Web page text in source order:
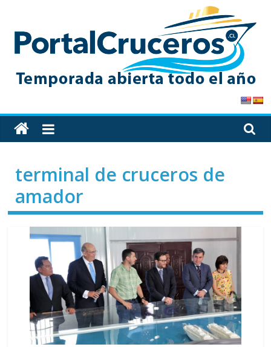
content
PortalCruceros
Toda
la
de
en
un
terminal de cruceros de
amador